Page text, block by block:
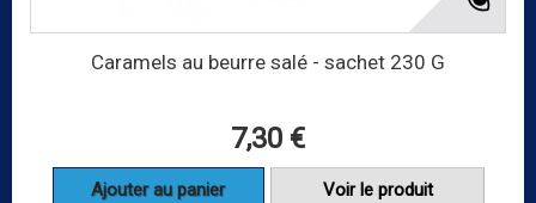
Caramels au beurre salé - sachet 230 G
7,30 €
Ajouter au panier Voir le produit